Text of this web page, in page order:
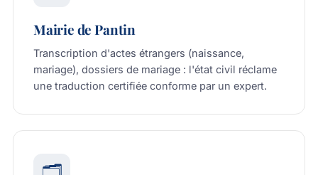
Mairie de Pantin
Transcription d'actes étrangers (naissance,
mariage), dossiers de mariage : l'état civil réclame
une traduction certifiée conforme par un expert.